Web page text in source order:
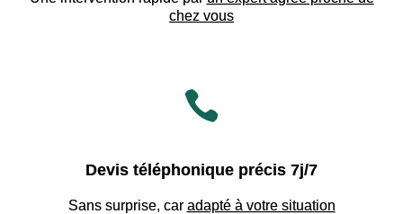
chez vous

Devis téléphonique précis 7j/7
Sans surprise, car adapté à votre situation